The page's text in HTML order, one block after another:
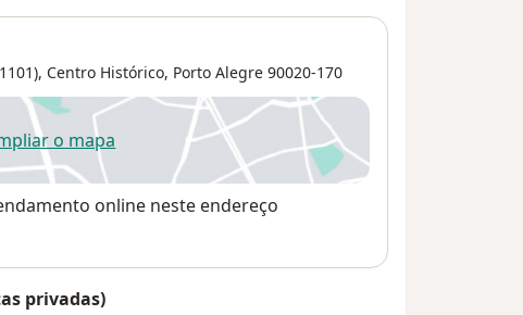
Centro Histórico, Porto Alegre 90020-170
o mapa
abre num novo separador
online neste endereço
privadas)